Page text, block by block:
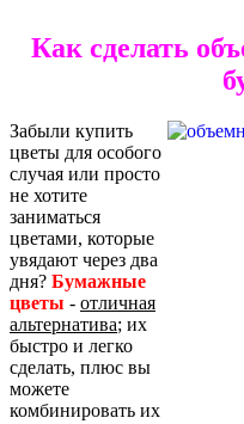
Как сделать
Забыли купить
цветы для особого
случая или просто
не хотите
заниматься
цветами, которые
увядают через два
дня? Бумажные
цветы - отличная
альтернатива; их
быстро и легко
сделать, плюс вы
можете
комбинировать их